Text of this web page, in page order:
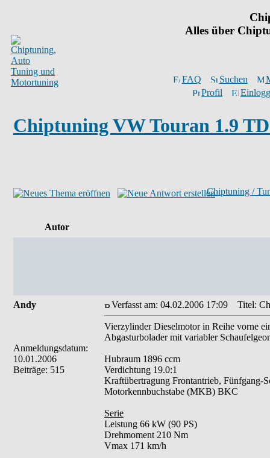
Alles über
FAQ Suchen
Profil
Chiptuning VW Touran 1.9
Chiptuning /
Autor
Andy
Anmeldungsdatum:
10.01.2006
Beiträge: 515
Verfasst am: 04.02.2006 17:09 Titel:
Vierzylinder Dieselmotor in Reihe vorne
Abgasturbolader mit variabler
Hubraum 1896 ccm
Verdichtung 19.0:1
Kraftübertragung Frontantrieb, Fünfgang-
Motorkennbuchstabe (MKB) BKC
Serie
Leistung 66 kW (90 PS)
Drehmoment 210 Nm
Vmax 171 km/h